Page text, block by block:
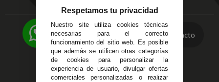
C/ Ingeniero Iribarren,
14
Alzira - Valencia
C/ Esplugues, 135
Devoluciones
Política de Privacidad
Pago Seguro
Terminos y
Condiciones Generales
Políticas de Cookies
Contacto
Respetamos tu privacidad
Nuestro site utiliza cookies técnicas
necesarias para el correcto
funcionamiento del sitio web. Es posible
que además se utilicen otras categorías
de cookies para personalizar la
experiencia de usuario, divulgar ofertas
comerciales personalizadas o realizar